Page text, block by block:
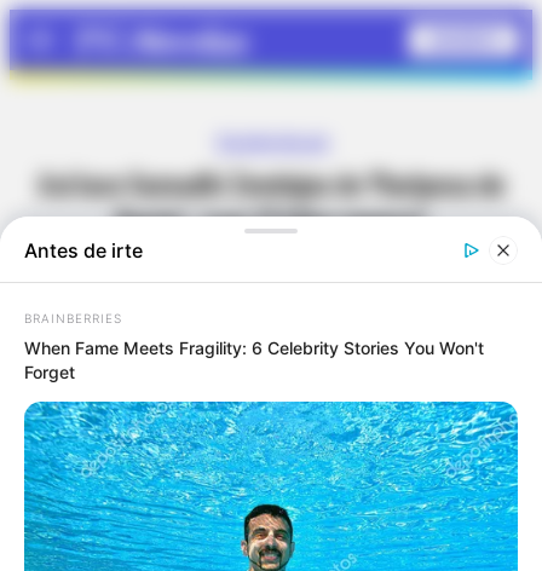
Así luce Samadhi Zendejas de ‘Mariposa de
Barrio’, ¡con 13 kilos menos!
TwitterPinterestTumblrCopy